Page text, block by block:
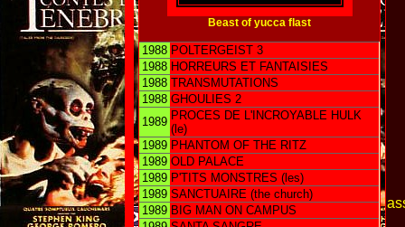
Beast of yucca flast
1988 POLTERGEIST 3
1988 HORREURS ET FANTAISIES
1988 TRANSMUTATIONS
1988 GHOULIES 2
1989 PROCES DE L'INCROYABLE HULK
(le)
1989 PHANTOM OF THE RITZ
1989 OLD PALACE
1989 P'TITS MONSTRES (les)
1989 SANCTUAIRE (the church)
1989 BIG MAN ON CAMPUS